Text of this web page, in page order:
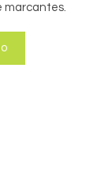
marcantes.